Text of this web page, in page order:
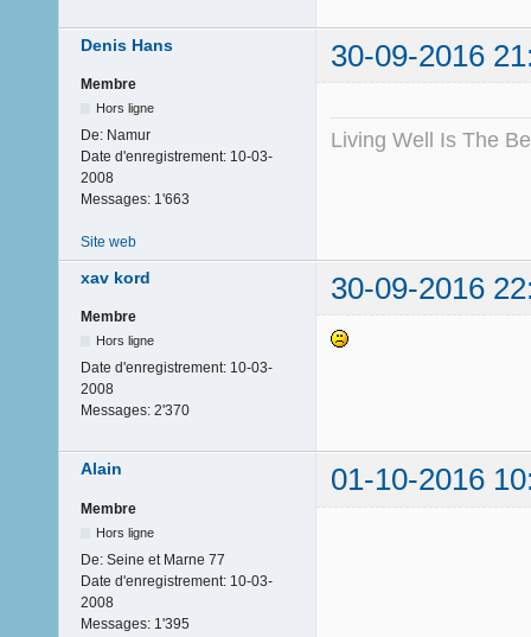
Denis Hans 30-09-2016
Membre
Hors ligne
De: Namur
Date d'enregistrement: 10-03-
2008
Messages: 1'663
Living Well Is The
Site web
xav kord 30-09-2016
Membre
Hors ligne
Date d'enregistrement: 10-03-
2008
Messages: 2'370
Alain 01-10-2016
Membre
Hors ligne
De: Seine et Marne 77
Date d'enregistrement: 10-03-
2008
Messages: 1'395